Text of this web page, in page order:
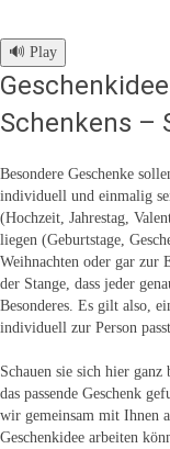
🔊 Play
Schenkens –
Besondere Geschenke
individuell und einmalig
(Hochzeit, Jahrestag,
liegen (Geburtstage,
Weihnachten oder gar zur
der Stange, dass jeder
Besonderes. Es gilt also,
individuell zur Person
Schauen sie sich hier ganz
das passende Geschenk
wir gemeinsam mit Ihnen
Geschenkidee arbeiten